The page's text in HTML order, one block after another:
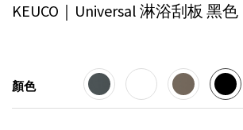
KEUCO｜Universal 淋浴刮板 黑色
顏色